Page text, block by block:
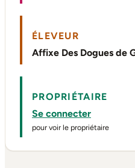
ÉLEVEUR
Affixe Des Dogues de
PROPRIÉTAIRE
Se connecter
pour voir le propriétaire